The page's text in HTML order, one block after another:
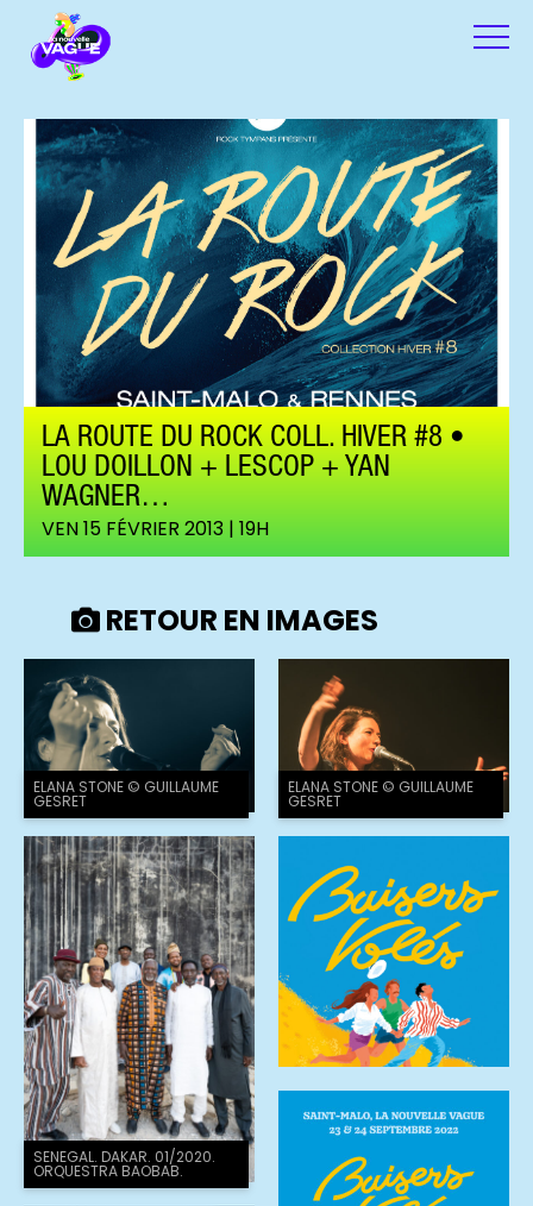
LA ROUTE DU ROCK COLL. HIVER #8 •
LOU DOILLON + LESCOP + YAN
WAGNER…
VEN 15 FÉVRIER 2013 | 19H
RETOUR EN IMAGES
ELANA STONE © GUILLAUME
GESRET
ELANA STONE © GUILLAUME
GESRET
SENEGAL. DAKAR. 01/2020.
ORQUESTRA BAOBAB.